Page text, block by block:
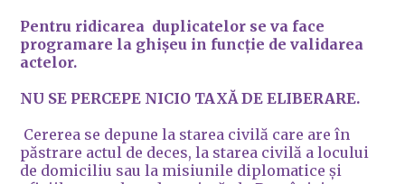
Pentru ridicarea duplicatelor se va face
programare la ghișeu in funcție de validarea
actelor.
NU SE PERCEPE NICIO TAXĂ DE ELIBERARE.
Cererea se depune la starea civilă care are în
păstrare actul de deces, la starea civilă a locului
de domiciliu sau la misiunile diplomatice și